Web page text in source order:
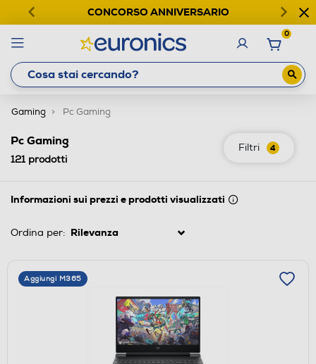
CONCORSO ANNIVERSARIO
0
Gaming Pc Gaming
Filtri 4
Pc Gaming
121prodotti
Informazioni sui prezzi e prodotti visualizzati
Ordina per:
Aggiungi M365